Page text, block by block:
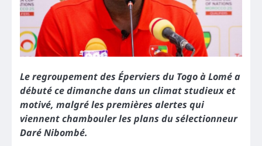
Le regroupement des Éperviers du Togo à Lomé a
débuté ce dimanche dans un climat studieux et
motivé, malgré les premières alertes qui
viennent chambouler les plans du sélectionneur
Daré Nibombé.